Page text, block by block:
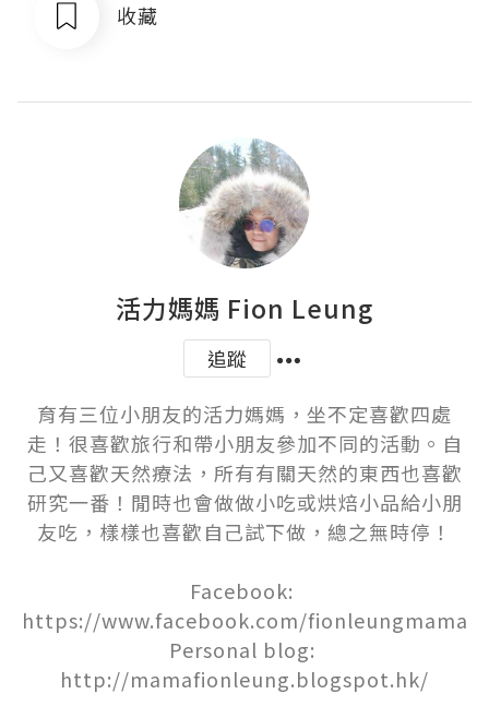
收藏
活力媽媽 Fion Leung
追蹤
育有三位小朋友的活力媽媽，坐不定喜歡四處
走！很喜歡旅行和帶小朋友參加不同的活動。自
己又喜歡天然療法，所有有關天然的東西也喜歡
研究一番！閒時也會做做小吃或烘焙小品給小朋
友吃，樣樣也喜歡自己試下做，總之無時停！
Facebook:
https://www.facebook.com/fionleungmama
Personal blog:
http://mamafionleung.blogspot.hk/